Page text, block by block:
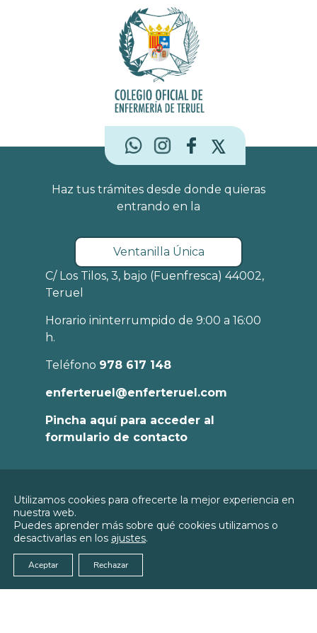
Haz tus trámites desde donde quieras
entrando en la
Ventanilla Única
C/ Los Tilos, 3, bajo (Fuenfresca) 44002,
Teruel
Horario ininterrumpido de 9:00 a 16:00
h.
Teléfono 978 617 148
enferteruel@enferteruel.com
Pincha aquí para acceder al
formulario de contacto
© 2026 Colegio Oficial de Enfermería de
Teruel
Política de
Privacidad
Política de
Utilizamos cookies para ofrecerte la mejor experiencia en
nuestra web.
Puedes aprender más sobre qué cookies utilizamos o
desactivarlas en los ajustes.
Aceptar Rechazar